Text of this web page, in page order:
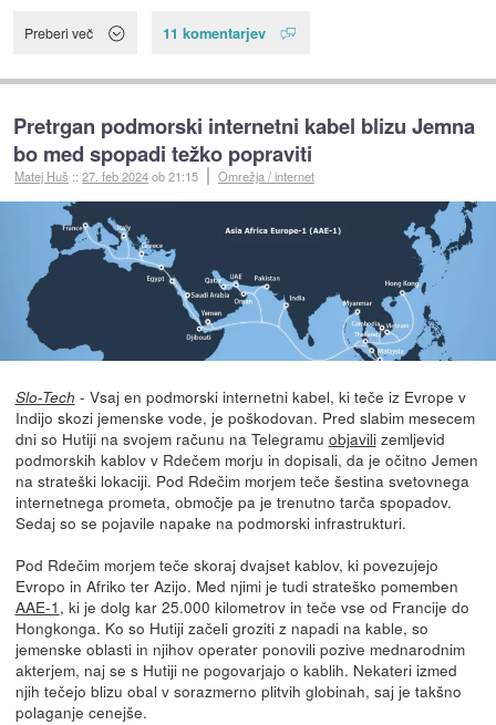
Preberi več 11 komentarjev
Pretrgan podmorski internetni kabel blizu Jemna
bo med spopadi težko popraviti
Matej Huš ::27. feb 2024ob 21:15 Omrežja / internet
Slo-Tech - Vsaj en podmorski internetni kabel, ki teče iz Evrope v
Indijo skozi jemenske vode, je poškodovan. Pred slabim mesecem
dni so Hutiji na svojem računu na Telegramu objavilizemljevid
podmorskih kablov v Rdečem morju in dopisali, da je očitno Jemen
na strateški lokaciji. Pod Rdečim morjem teče šestina svetovnega
internetnega prometa, območje pa je trenutno tarča spopadov.
Sedaj so se pojavile napake na podmorski infrastrukturi.
Pod Rdečim morjem teče skoraj dvajset kablov, ki povezujejo
Evropo in Afriko ter Azijo. Med njimi je tudi strateško pomemben
AAE-1 , ki je dolg kar 25.000 kilometrov in teče vse od Francije do
Hongkonga. Ko so Hutiji začeli groziti z napadi na kable, so
jemenske oblasti in njihov operater ponovili pozive mednarodnim
akterjem, naj se s Hutiji ne pogovarjajo o kablih. Nekateri izmed
njih tečejo blizu obal v sorazmerno plitvih globinah, saj je takšno
polaganje cenejše.